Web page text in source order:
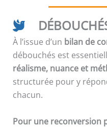
À l’issue d’un bilan de
débouchés est
réalisme, nuance et
structurée pour y
chacun.
Pour une reconversion